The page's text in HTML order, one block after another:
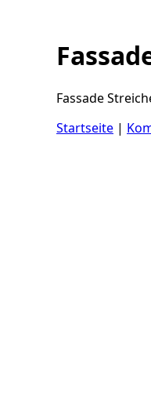
Fassade
Startseite |